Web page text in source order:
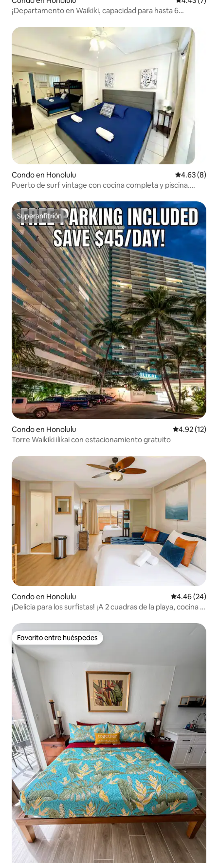
¡Departamento en Waikiki, capacidad para hasta 6
Condo en Honolulu Calificación
4.63 (8)
Puerto de surf vintage con cocina completa y piscina.
Superanfitrión
Superanfitrión
Condo en Honolulu Calificación
4.92 (12)
Torre Waikiki ilikai con estacionamiento gratuito
Condo en Honolulu Calificación
4.46 (24)
¡Delicia para los surfistas! ¡A 2 cuadras de la playa, cocina y
Favorito entre huéspedes
Favorito entre huéspedes